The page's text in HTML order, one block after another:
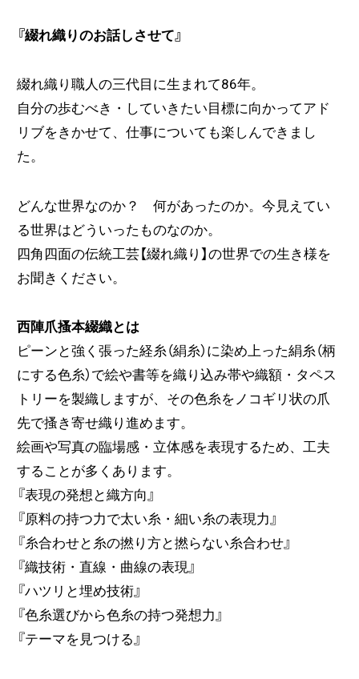
『綴れ織りのお話しさせて』
綴れ織り職人の三代目に生まれて86年。
自分の歩むべき・していきたい目標に向かってアド
リブをきかせて、仕事についても楽しんできまし
た。
どんな世界なのか？ 何があったのか。今見えてい
る世界はどういったものなのか。
四角四面の伝統工芸【綴れ織り】の世界での生き様を
お聞きください。
西陣爪搔本綴織とは
ピーンと強く張った経糸（絹糸）に染め上った絹糸（柄
にする色糸）で絵や書等を織り込み帯や織額・タペス
トリーを製織しますが、その色糸をノコギリ状の爪
先で搔き寄せ織り進めます。
絵画や写真の臨場感・立体感を表現するため、工夫
することが多くあります。
『表現の発想と織方向』
『原料の持つ力で太い糸・細い糸の表現力』
『糸合わせと糸の撚り方と撚らない糸合わせ』
『織技術・直線・曲線の表現』
『ハツリと埋め技術』
『色糸選びから色糸の持つ発想力』
『テーマを見つける』